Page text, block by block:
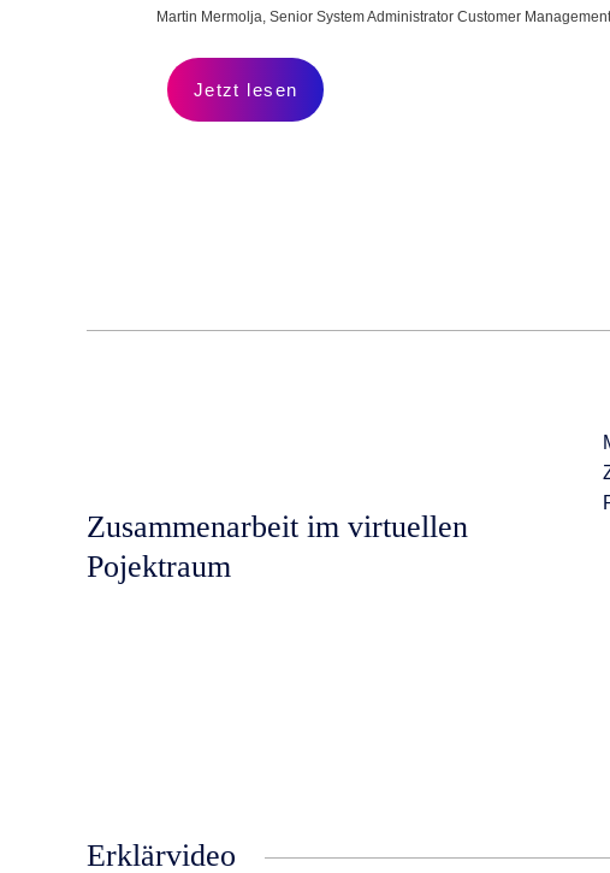
Martin Mermolja, Senior System Administrator Customer
Jetzt lesen
Zusammenarbeit im virtuellen
Pojektraum
Erklärvideo